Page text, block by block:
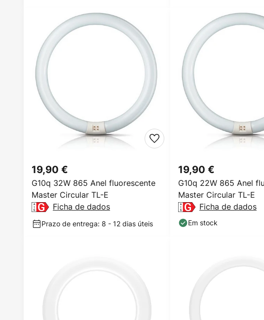
G10q 32W 865 Anel fluorescente
Master Circular TL-E
19,90 €
Ficha de dados
Prazo de entrega: 8 - 12 dias úteis
G10q 22W 865 Anel
Master Circular TL-E
19,90 €
Ficha de dados
Em stock